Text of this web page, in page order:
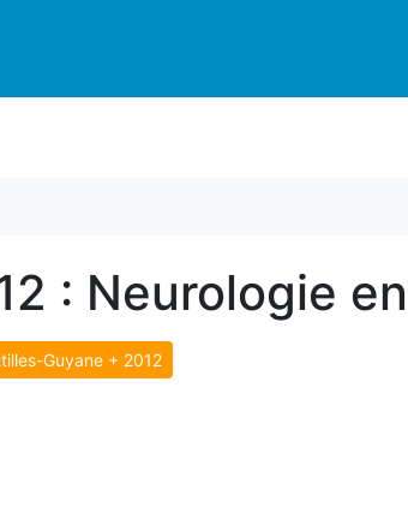
: Neurologie
Guyane + 2012